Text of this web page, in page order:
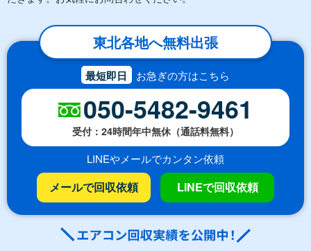
東北各地へ無料出張
最短即日 お急ぎの方はこちら
050-5482-9461
受付：24時間年中無休（通話料無料）
LINEやメールでカンタン依頼
メールで回収依頼 LINEで回収依頼